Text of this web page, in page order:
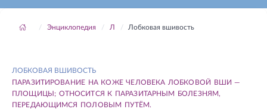
Энциклопедия Л Лобковая вшивость
ЛОБКОВАЯ ВШИВОСТЬ
ПАРАЗИТИРОВАНИЕ НА КОЖЕ ЧЕЛОВЕКА ЛОБКОВОЙ ВШИ —
ПЛОЩИЦЫ; ОТНОСИТСЯ К ПАРАЗИТАРНЫМ БОЛЕЗНЯМ,
ПЕРЕДАЮЩИМСЯ ПОЛОВЫМ ПУТЁМ.